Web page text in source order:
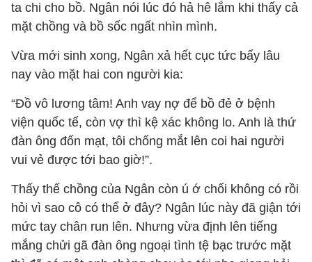
ta chi cho bồ. Ngân nói lúc đó hả hê lắm khi thấy cả
mặt chồng và bồ sốc ngất nhìn mình.
Vừa mới sinh xong, Ngân xả hết cục tức bấy lâu
nay vào mặt hai con người kia:
“Đồ vô lương tâm! Anh vay nợ để bồ đẻ ở bệnh
viện quốc tế, còn vợ thì kệ xác không lo. Anh là thứ
đàn ông đốn mạt, tôi chống mắt lên coi hai người
vui vẻ được tới bao giờ!”.
Thấy thế chồng của Ngân còn ú ớ chối không có rồi
hỏi vì sao cô có thể ở đây? Ngân lúc này đã giận tới
mức tay chân run lên. Nhưng vừa định lên tiếng
mắng chửi gã đàn ông ngoại tình tệ bạc trước mặt